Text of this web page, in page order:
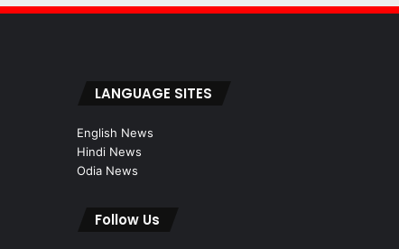
LANGUAGE SITES
English News
Hindi News
Odia News
Follow Us